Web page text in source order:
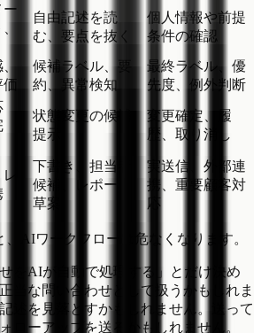
自由記述を読
む、要点を抜く
個人情報や前提
条件の確認
候補ラベル、要
約、異常検知
最終ラベル、優
先度、例外判断
状態変更の候補
提示
変更確定、履
歴、取り消し
下書き、担当者
候補、レポート
草案
実送信、外部連
携、重要顧客対
応
、AIワークフローは危なくなります。
をAIが自動で処理する」とだけ決め
当な問い合わせとして扱うかもしれま
述を見落とすかもしれません。送って
ローアップを送るかもしれません。